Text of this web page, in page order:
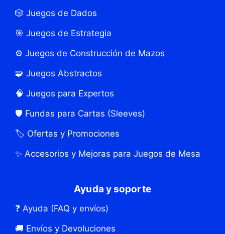
🎲 Juegos de Dados
🎯 Juegos de Estrategia
⚙️ Juegos de Construcción de Mazos
🧩 Juegos Abstractos
🧠 Juegos para Expertos
🛡️ Fundas para Cartas (Sleeves)
🏷️ Ofertas y Promociones
✨ Accesorios y Mejoras para Juegos de Mesa
Ayuda y soporte
❓ Ayuda (FAQ y envíos)
🚚 Envíos y Devoluciones